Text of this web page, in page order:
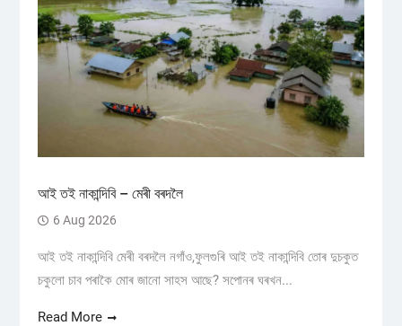
আই তই নাকান্দিবি – মেৰী বৰদলৈ
6 Aug 2026
আই তই নাকান্দিবি মেৰী বৰদলৈ নগাঁও,ফুলগুৰি আই তই নাকান্দিবি তোৰ দুচকুত
চকুলো চাব পৰাকৈ মোৰ জানো সাহস আছে? সপোনৰ ঘৰখন...
Read More